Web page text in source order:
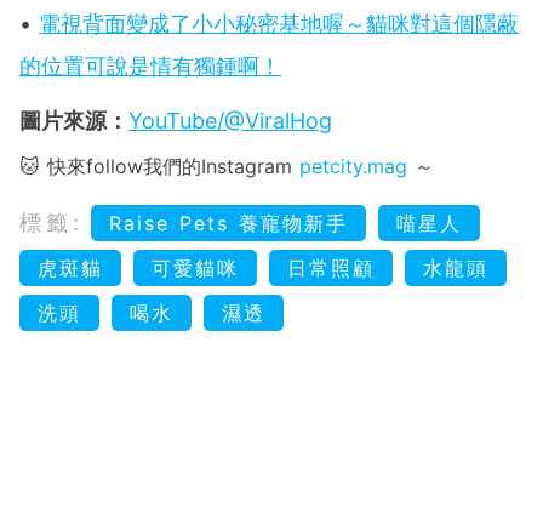
• 電視背面變成了小小秘密基地喔～貓咪對這個隱蔽
的位置可說是情有獨鍾啊！
圖片來源： YouTube/@ViralHog
🐱 快來follow我們的Instagram petcity.mag ～
標籤: Raise Pets 養寵物新手
喵星人
虎斑貓
可愛貓咪 日常照顧
水龍頭
洗頭
喝水 濕透